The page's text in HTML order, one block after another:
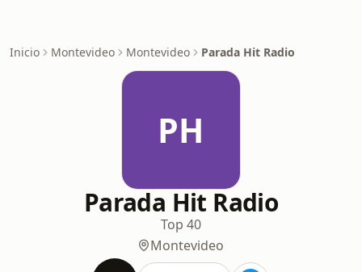
Inicio Montevideo Montevideo Parada Hit Radio
PH
Parada Hit Radio
Top 40
Montevideo